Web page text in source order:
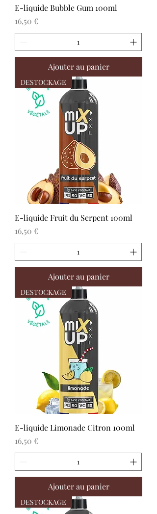
E-liquide Bubble Gum 100ml
Prix
16,50 €
Ajouter au panier
DESTOCKAGE
E-liquide Fruit du Serpent 100ml
Prix
16,50 €
Ajouter au panier
DESTOCKAGE
E-liquide Limonade Citron 100ml
Prix
16,50 €
Ajouter au panier
DESTOCKAGE